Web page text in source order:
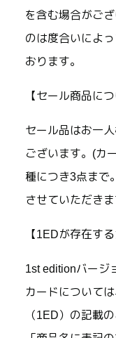
を含む場合がご
のは度合いによ
おります。
【セール商品につ
セール品はお一
ございます。(カ
種につき3点まで
させていただきま
【1EDが存在す
1st editionバージ
カードについて
（1ED）の記載